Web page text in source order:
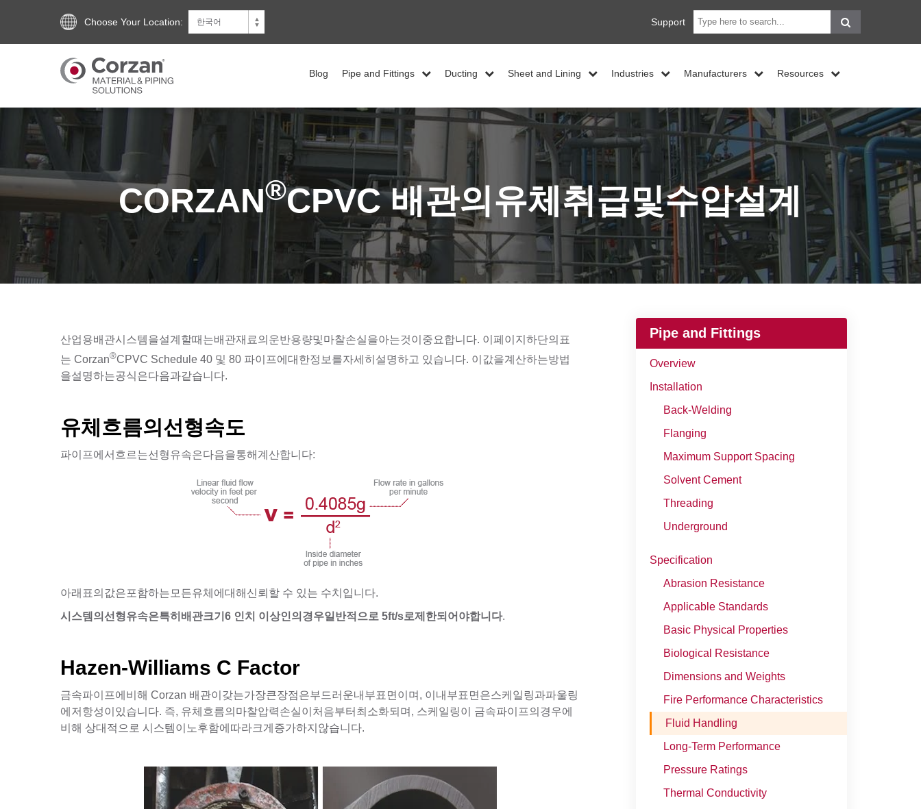
Choose Your Location: Support
Blog Pipe and Fittings Ducting Sheet and Lining Industries Manufacturers Resources
CORZAN®CPVC 배관의유체취급및수압설계
Pipe and Fittings
Overview
Installation
Back-Welding
Flanging
Maximum Support Spacing
Solvent Cement
Threading
Underground
Specification
Abrasion Resistance
Applicable Standards
Basic Physical Properties
Biological Resistance
Dimensions and Weights
Fire Performance Characteristics
Fluid Handling
Long-Term Performance
Pressure Ratings
Thermal Conductivity
산업용배관시스템을설계할때는배관재료의운반용량및마찰손실을아는것이중요합니다. 이페이지하단의표
는 Corzan®CPVC Schedule 40 및 80 파이프에대한정보를자세히설명하고 있습니다. 이값을계산하는방법
을설명하는공식은다음과같습니다.
유체흐름의선형속도
파이프에서흐르는선형유속은다음을통해계산합니다:
아래표의값은포함하는모든유체에대해신뢰할 수 있는 수치입니다.
시스템의선형유속은특히배관크기6 인치 이상인의경우일반적으로 5ft/s로제한되어야합니다.
Hazen-Williams C Factor
금속파이프에비해 Corzan 배관이갖는가장큰장점은부드러운내부표면이며, 이내부표면은스케일링과파울링
에저항성이있습니다. 즉, 유체흐름의마찰압력손실이처음부터최소화되며, 스케일링이 금속파이프의경우에
비해 상대적으로 시스템이노후함에따라크게증가하지않습니다.